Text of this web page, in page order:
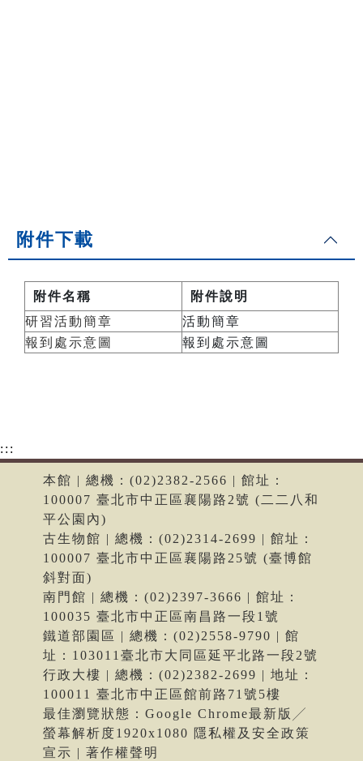
附件下載
附件名稱
附件說明
研習活動簡章
活動簡章
報到處示意圖
報到處示意圖
:::
本館 | 總機：(02)2382-2566 | 館址：
100007 臺北市中正區襄陽路2號 (二二八和
平公園內)
古生物館 | 總機：(02)2314-2699 | 館址：
100007 臺北市中正區襄陽路25號 (臺博館
斜對面)
南門館 | 總機：(02)2397-3666 | 館址：
100035 臺北市中正區南昌路一段1號
鐵道部園區 | 總機：(02)2558-9790 | 館
址：103011臺北市大同區延平北路一段2號
行政大樓 | 總機：(02)2382-2699 | 地址：
100011 臺北市中正區館前路71號5樓
最佳瀏覽狀態：Google Chrome最新版╱
螢幕解析度1920x1080 隱私權及安全政策
宣示 | 著作權聲明